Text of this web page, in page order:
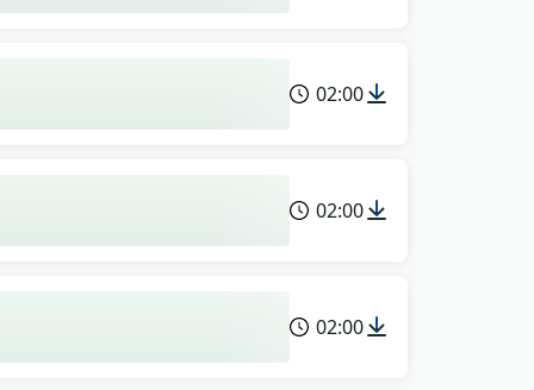
02:00
02:00
02:00